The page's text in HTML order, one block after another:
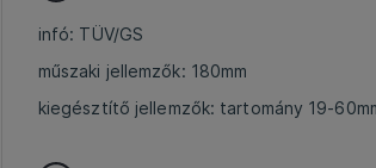
infó: TÜV/GS
műszaki jellemzők: 180mm
kiegésztítő jellemzők: tartomány 19-